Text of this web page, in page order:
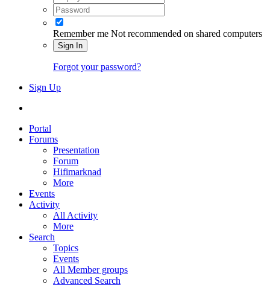
Remember me Not recommended on shared computers
Sign In
Forgot your password?
Sign Up
Portal
Forums
Presentation
Forum
Hifimarknad
More
Events
Activity
All Activity
More
Search
Topics
Events
All Member groups
Advanced Search